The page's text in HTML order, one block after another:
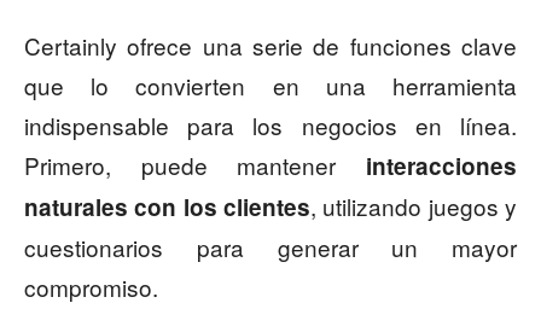
Certainly ofrece una serie de funciones clave
que lo convierten en una herramienta
indispensable para los negocios en línea.
Primero, puede mantener interacciones
naturales con los clientes, utilizando juegos y
cuestionarios para generar un mayor
compromiso.